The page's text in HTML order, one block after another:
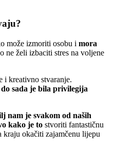
može izmoriti osobu i mora
ne želi izbaciti stres na voljene
i kreativno stvaranje.
sada je bila privilegija
nam je svakom od naših
kako je to stvoriti fantastičnu
okačiti zajamčenu lijepu